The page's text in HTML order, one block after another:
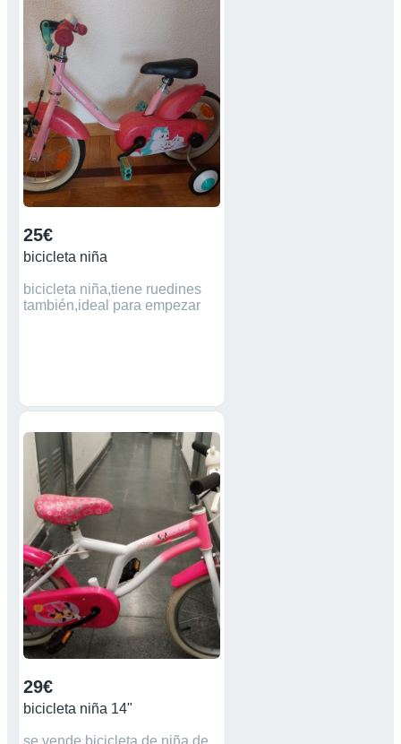
25€
bicicleta niña
bicicleta niña,tiene ruedines
también,ideal para empezar
29€
bicicleta niña 14"
se vende bicicleta de niña de